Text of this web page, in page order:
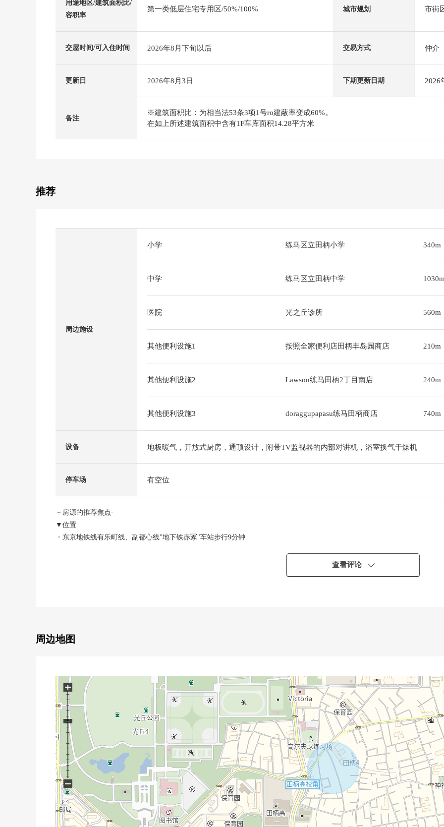
用途地区/建筑面积比/
容积率
第一类低层住宅专用区/50%/100% 城市规划 市街
交屋时间/可入住时间 2026年8月下旬以后 交易方式 仲介
更新日 2026年8月3日 下期更新日期 2026
备注
※建筑面积比：为相当法53条3项1号ro建蔽率变成60%。
在如上所述建筑面积中含有1F车库面积14.28平方米
推荐
周边施设
小学 练马区立田柄小学 340m
中学 练马区立田柄中学
医院 光之丘诊所 560m
其他便利设施1 按照全家便利店田柄丰岛园商店 210m
其他便利设施2 Lawson练马田柄2丁目南店 240m
其他便利设施3 doraggupapasu练马田柄商店 740m
设备 地板暖气，开放式厨房，通顶设计，附带TV监视器的内部对讲机，浴室换气干燥机
停车场 有空位
－房源的推荐焦点-
▼位置
・东京地铁线有乐町线、副都心线"地下铁赤冢"车站步行9分钟
・与家族的会话兴奋起来的开放式厨房
・步入式衣帽间
・全居室存储空间有
・在让汇集水周围的流迹线减轻家务的负担
▼设备
・地板暖气(客餐厅部分)
・餐具冲洗烘干机，净水器
・浴室暖气烘干机
・附带人感觉感应器
▼周边环境
查看评论
周边地图
+
−